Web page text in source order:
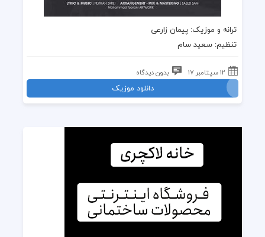
ترانه و موزیک: پیمان زارعی
تنظیم: سعید سام
12 سپتامبر 17 بدون دیدگاه
دانلود موزیک